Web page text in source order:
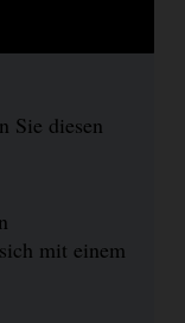
Sie diesen
mit einem